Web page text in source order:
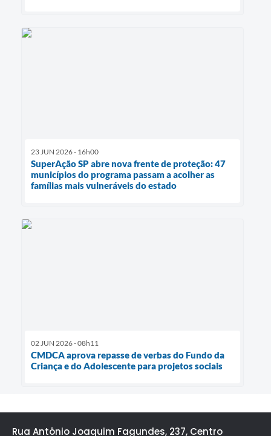
23 JUN 2026 - 16h00
SuperAção SP abre nova frente de proteção: 47
municípios do programa passam a acolher as
famílias mais vulneráveis do estado
02 JUN 2026 - 08h11
CMDCA aprova repasse de verbas do Fundo da
Criança e do Adolescente para projetos sociais
Rua Antônio Joaquim Fagundes, 237, Centro